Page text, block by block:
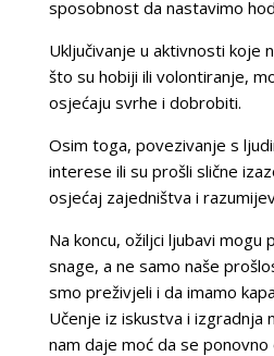
sposobnost da nastavimo
Uključivanje u aktivnosti koje
što su hobiji ili volontiranje,
osjećaju svrhe i dobrobiti.
Osim toga, povezivanje s
interese ili su prošli slične
osjećaj zajedništva i
Na koncu, ožiljci ljubavi mogu
snage, a ne samo naše
smo preživjeli i da imamo
Učenje iz iskustva i izgradnja
nam daje moć da se